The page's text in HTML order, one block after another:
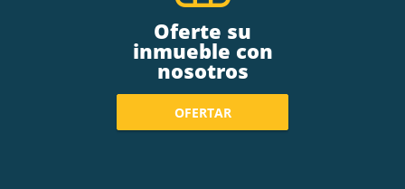
Oferte su
inmueble con
nosotros
OFERTAR